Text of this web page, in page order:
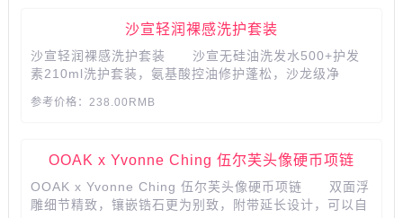
沙宣轻润裸感洗护套装
沙宣轻润裸感洗护套装 沙宣无硅油洗发水500+护发
素210ml洗护套装，氨基酸控油修护蓬松，沙龙级净
参考价格：238.00RMB
OOAK x Yvonne Ching 伍尔芙头像硬币项链
OOAK x Yvonne Ching 伍尔芙头像硬币项链 双面浮
雕细节精致，镶嵌锆石更为别致，附带延长设计，可以自